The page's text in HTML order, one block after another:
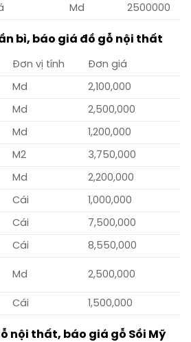
Md 2500000
bì, báo giá đồ gỗ nội thất
Đơn vị tính Đơn giá
Md 2,100,000
Md 2,500,000
Md 1,200,000
M2 3,750,000
Md 2,200,000
Cái 1,000,000
Cái 7,500,000
Cái 8,550,000
Md 2,500,000
Cái 1,500,000
nội thất, báo giá gỗ Sồi Mỹ